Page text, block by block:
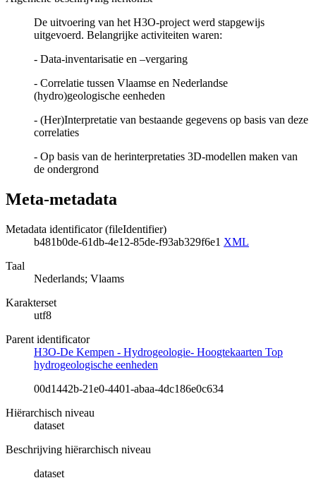
De uitvoering van het H3O-project werd stapgewijs
uitgevoerd. Belangrijke activiteiten waren:
- Data-inventarisatie en –vergaring
- Correlatie tussen Vlaamse en Nederlandse
(hydro)geologische eenheden
- (Her)Interpretatie van bestaande gegevens op basis van deze
correlaties
- Op basis van de herinterpretaties 3D-modellen maken van
de ondergrond
Meta-metadata
Metadata identificator (fileIdentifier)
b481b0de-61db-4e12-85de-f93ab329f6e1 XML
Taal
Nederlands; Vlaams
Karakterset
utf8
Parent identificator
H3O-De Kempen - Hydrogeologie- Hoogtekaarten Top
hydrogeologische eenheden
00d1442b-21e0-4401-abaa-4dc186e0c634
Hiërarchisch niveau
dataset
Beschrijving hiërarchisch niveau
dataset